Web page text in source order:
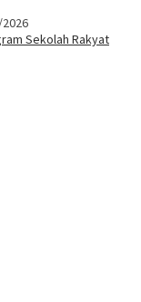
Sekolah Rakyat